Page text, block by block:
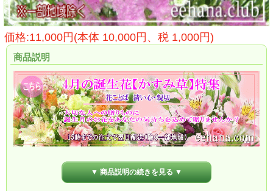
価格:11,000円(本体 10,000円、税 1,000円)
商品説明
▼ 商品説明の続きを見る ▼